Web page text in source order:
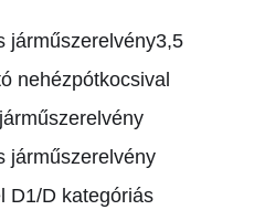
járműszerelvény3,5
nehézpótkocsival
járműszerelvény
D1/D kategóriás